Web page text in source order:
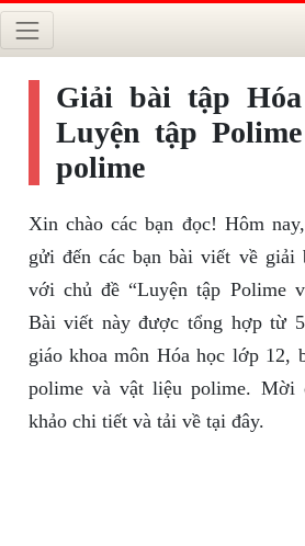
Giải bài tập
Luyện tập
polime
Xin chào các bạn đọc! Hôm
gửi đến các bạn bài viết về giải
với chủ đề “Luyện tập Polime
Bài viết này được tổng hợp từ
giáo khoa môn Hóa học lớp 12,
polime và vật liệu polime. Mời
khảo chi tiết và tải về tại đây.